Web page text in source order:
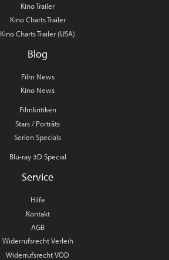
Kino Trailer
Kino Charts Trailer
Kino Charts Trailer (USA)
Blog
Film News
Kino News
Filmkritiken
Stars / Porträts
Serien Specials
Blu-ray 3D Special
Service
Hilfe
Kontakt
AGB
Widerrufsrecht Verleih
Widerrufsrecht VOD